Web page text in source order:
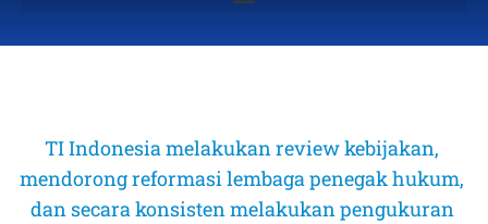
TI Indonesia melakukan review kebijakan,
mendorong reformasi lembaga penegak hukum,
dan secara konsisten melakukan pengukuran